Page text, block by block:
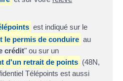
est indiqué sur le
le permis de conduire au
crédit" ou sur un
d'un retrait de points (48N,
Télépoints est aussi